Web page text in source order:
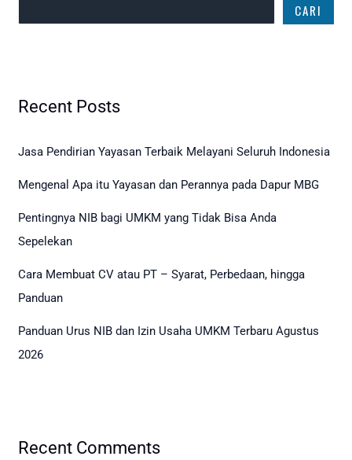
CARI
Recent Posts
Jasa Pendirian Yayasan Terbaik Melayani Seluruh Indonesia
Mengenal Apa itu Yayasan dan Perannya pada Dapur MBG
Pentingnya NIB bagi UMKM yang Tidak Bisa Anda
Sepelekan
Cara Membuat CV atau PT – Syarat, Perbedaan, hingga
Panduan
Panduan Urus NIB dan Izin Usaha UMKM Terbaru Agustus
2026
Recent Comments